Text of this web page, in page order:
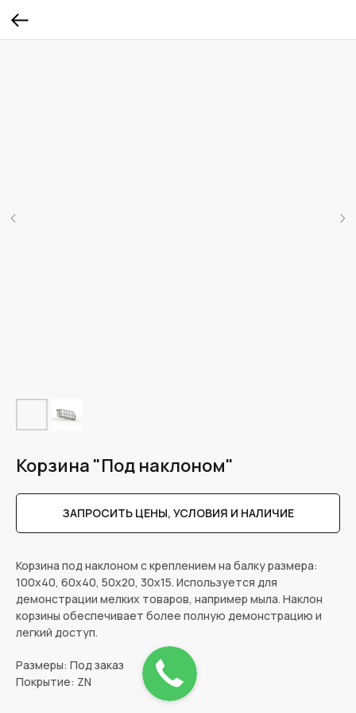
Корзина "Под наклоном"
ЗАПРОСИТЬ ЦЕНЫ, УСЛОВИЯ И НАЛИЧИЕ
Корзина под наклоном с креплением на балку размера:
100х40, 60х40, 50х20, 30х15. Используется для
демонстрации мелких товаров, например мыла. Наклон
корзины обеспечивает более полную демонстрацию и
легкий доступ.
Размеры: Под заказ
Покрытие: ZN